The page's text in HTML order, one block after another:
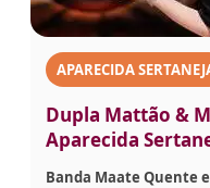
APARECIDA
Dupla Mattão &
Aparecida
Banda Maate Quente